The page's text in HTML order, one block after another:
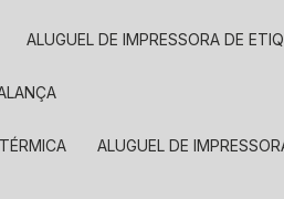
ALUGUEL DE IMPRESSORA DE
ALUGUEL DE